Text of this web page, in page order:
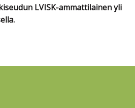
LVISK-ammattilainen yli